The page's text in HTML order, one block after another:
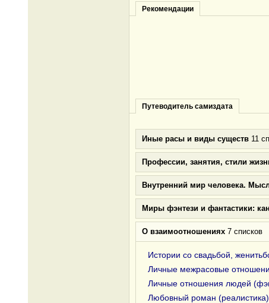
Рекомендации
Путеводитель самиздата
Иные расы и виды существ 11
Профессии, занятия, стили
Внутренний мир человека.
Миры фэнтези и фантастики:
О взаимоотношениях 7 списков
Истории со свадьбой,
Личные межрасовые
Личные отношения людей
Любовный роман (реалистика)